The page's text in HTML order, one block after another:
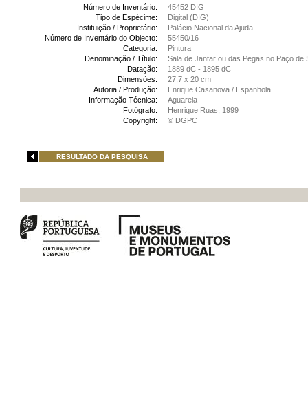
Número de Inventário:
45452 DIG
Tipo de Espécime:
Digital (DIG)
Instituição / Proprietário:
Palácio Nacional da Ajuda
Número de Inventário do Objecto:
55450/16
Categoria:
Pintura
Denominação / Título:
Sala de Jantar ou das Pegas no Paço de
Datação:
1889 dC - 1895 dC
Dimensões:
27,7 x 20 cm
Autoria / Produção:
Enrique Casanova / Espanhola
Informação Técnica:
Aguarela
Fotógrafo:
Henrique Ruas, 1999
Copyright:
© DGPC
RESULTADO DA PESQUISA